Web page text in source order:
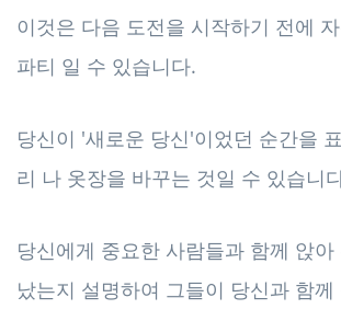
이것은 다음 도전을 시작하기 전에
파티 일 수 있습니다.
당신이 '새로운 당신'이었던 순간을
리 나 옷장을 바꾸는 것일 수 있습니
당신에게 중요한 사람들과 함께 앉아
났는지 설명하여 그들이 당신과 함